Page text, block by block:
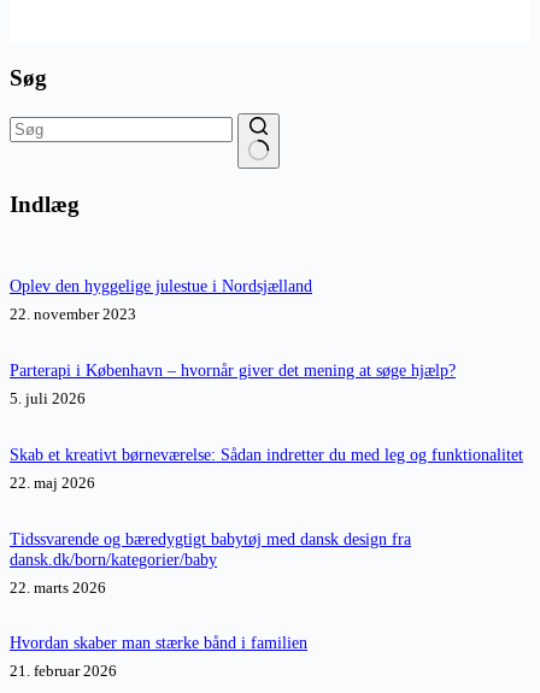
Søg
resultater
Indlæg
Oplev den hyggelige julestue i Nordsjælland
22. november 2023
Parterapi i København – hvornår giver det mening at søge hjælp?
5. juli 2026
Skab et kreativt børneværelse: Sådan indretter du med leg og funktionalitet
22. maj 2026
Tidssvarende og bæredygtigt babytøj med dansk design fra
dansk.dk/born/kategorier/baby
22. marts 2026
Hvordan skaber man stærke bånd i familien
21. februar 2026